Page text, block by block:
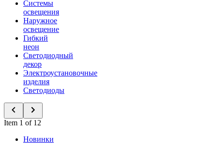
Системы
освещения
Наружное
освещение
Гибкий
неон
Светодиодный
декор
Электроустановочные
изделия
Светодиоды
Item 1 of 12
Новинки